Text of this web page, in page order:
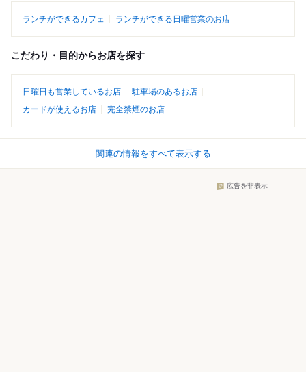
ランチができるカフェ ランチができる日曜営業のお店
こだわり・目的からお店を探す
日曜日も営業しているお店
駐車場のあるお店
カードが使えるお店
完全禁煙のお店
関連の情報をすべて表示する
広告を非表示